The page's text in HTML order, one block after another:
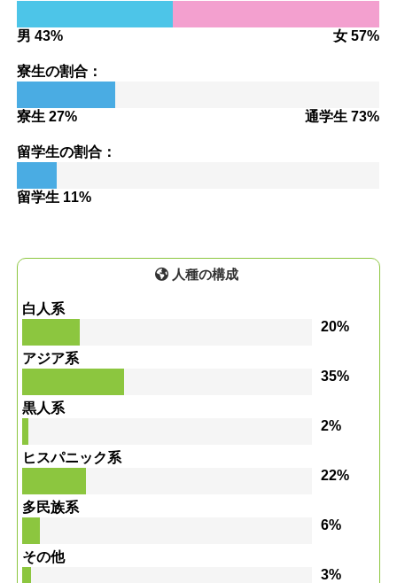
男 43% 女 57%
寮生の割合：
寮生 27% 通学生 73%
留学生の割合：
留学生 11%
人種の構成
白人系
20%
アジア系
35%
黒人系
2%
ヒスパニック系
22%
多民族系
6%
その他
3%